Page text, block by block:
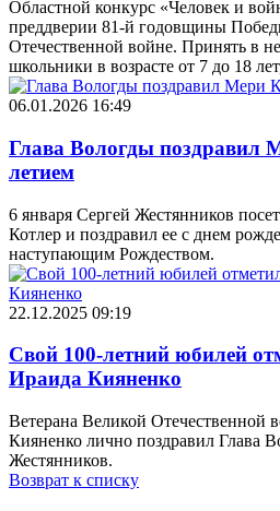
Областной конкурс «Человек и
преддверии 81-й годовщины
Отечественной войне. Принять в
школьники в возрасте от 7 до 18
06.01.2026 16:49
Глава Вологды поздравил
летием
6 января Сергей Жестянников
Котлер и поздравил ее с днем
наступающим Рождеством.
22.12.2025 09:19
Cвой 100-летний юбилей
Ираида Кияненко
Ветерана Великой Отечественной
Кияненко лично поздравил Глава
Жестянников.
Возврат к списку